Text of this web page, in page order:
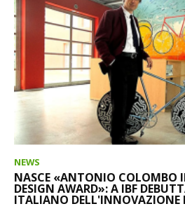
NEWS
NASCE «ANTONIO COLOMBO
DESIGN AWARD»: A IBF
ITALIANO DELL'INNOVAZIONE